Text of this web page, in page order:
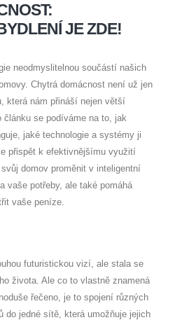
JE ZDE!
neodmyslitelnou součástí našich
Chytrá domácnost není už jen
která nám přináší nejen větší
článku se podíváme na to, jak
jaké technologie a systémy ji
přispět k efektivnějšímu využití
domov proměnit v inteligentní
vaše potřeby, ale také pomáhá
vaše peníze.
futuristickou vizí, ale stala se
života. Ale co to vlastně znamená
řečeno, je to spojení různých
do jedné sítě, která umožňuje jejich